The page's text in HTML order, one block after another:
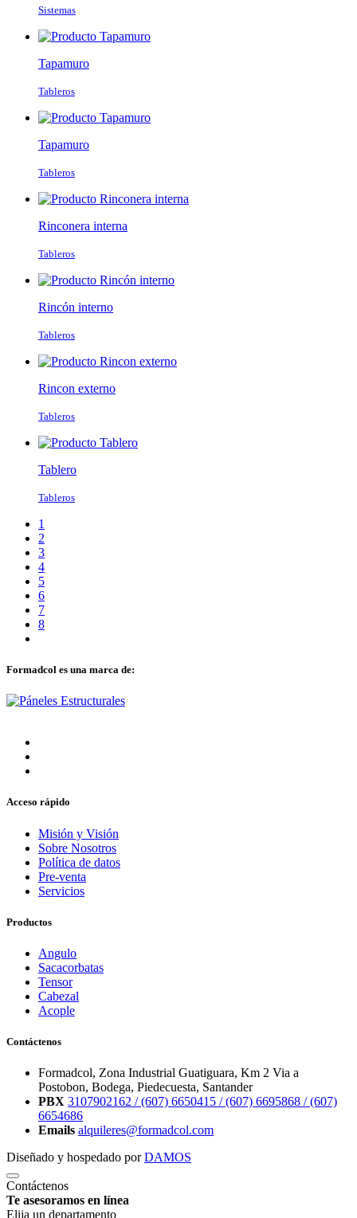
Sistemas
Tapamuro
Tableros
Tapamuro
Tableros
Rinconera interna
Tableros
Rincón interno
Tableros
Rincon externo
Tableros
Tablero
Tableros
1
2
3
4
5
6
7
8
Formadcol es una marca de:
Acceso rápido
Misión y Visión
Sobre Nosotros
Política de datos
Pre-venta
Servicios
Productos
Angulo
Sacacorbatas
Tensor
Cabezal
Acople
Contáctenos
Formadcol, Zona Industrial Guatiguara, Km 2 Via a
Postobon, Bodega, Piedecuesta, Santander
PBX 3107902162 /(607) 6650415 /(607) 6695868 /(607)
6654686
Emails alquileres@formadcol.com
Diseñado y hospedado porDAMOS
Contáctenos
Te asesoramos en línea
Elija un departamento